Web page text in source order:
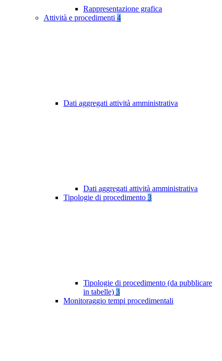
Rappresentazione grafica
Attività e procedimenti 4
Dati aggregati attività amministrativa
Dati aggregati attività amministrativa
Tipologie di procedimento 3
Tipologie di procedimento (da pubblicare
in tabelle) 3
Monitoraggio tempi procedimentali